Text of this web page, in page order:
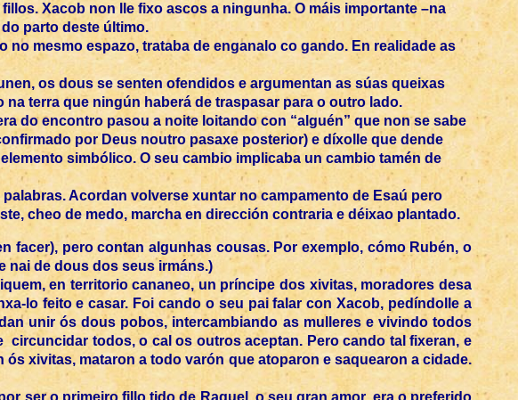
Xacob non lle fixo ascos a ningunha. O máis importante –na
parto deste último.
mesmo espazo, trataba de enganalo co gando. En realidade as
os dous se senten ofendidos e argumentan as súas queixas
terra que ningún haberá de traspasar para o outro lado.
do encontro pasou a noite loitando con “alguén” que non se sabe
por Deus noutro pasaxe posterior) e díxolle que dende
simbólico. O seu cambio implicaba un cambio tamén de
Acordan volverse xuntar no campamento de Esaú pero
cheo de medo, marcha en dirección contraria e déixao plantado.
facer), pero contan algunhas cousas. Por exemplo, cómo Rubén, o
nai de dous dos seus irmáns.)
en territorio cananeo, un príncipe dos xivitas, moradores desa
lo feito e casar. Foi cando o seu pai falar con Xacob, pedíndolle a
unir ós dous pobos, intercambiando as mulleres e vivindo todos
todos, o cal os outros aceptan. Pero cando tal fixeran, e
xivitas, mataron a todo varón que atoparon e saquearon a cidade.
ser o primeiro fillo tido de Raquel, o seu gran amor, era o preferido